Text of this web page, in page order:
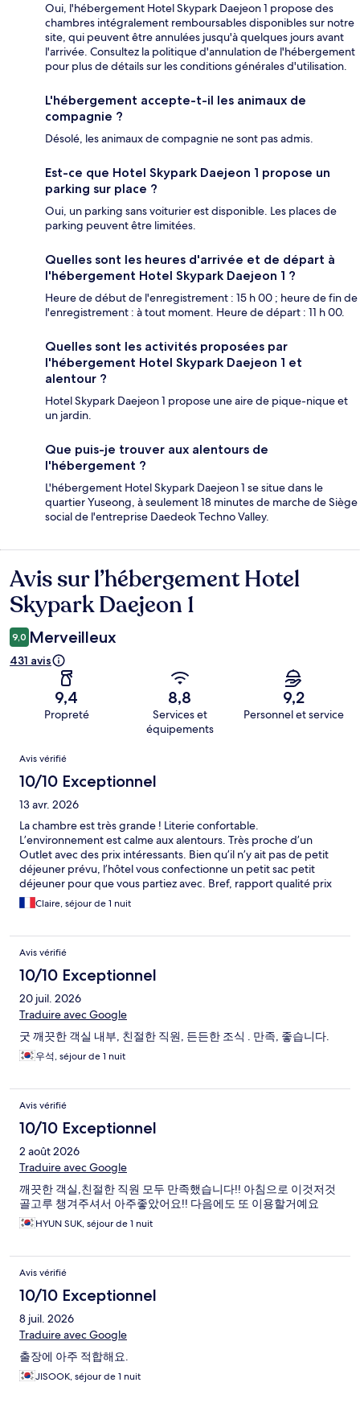
Oui, l'hébergement Hotel Skypark Daejeon 1 propose des
chambres intégralement remboursables disponibles sur notre
site, qui peuvent être annulées jusqu'à quelques jours avant
l'arrivée. Consultez la politique d'annulation de l'hébergement
pour plus de détails sur les conditions générales d'utilisation.
L'hébergement accepte-t-il les animaux de
compagnie ?
Désolé, les animaux de compagnie ne sont pas admis.
Est-ce que Hotel Skypark Daejeon 1 propose un
parking sur place ?
Oui, un parking sans voiturier est disponible. Les places de
parking peuvent être limitées.
Quelles sont les heures d'arrivée et de départ à
l'hébergement Hotel Skypark Daejeon 1 ?
Heure de début de l'enregistrement : 15 h 00 ; heure de fin de
l'enregistrement : à tout moment. Heure de départ : 11 h 00.
Quelles sont les activités proposées par
l'hébergement Hotel Skypark Daejeon 1 et
alentour ?
Hotel Skypark Daejeon 1 propose une aire de pique-nique et
un jardin.
Que puis-je trouver aux alentours de
l'hébergement ?
L'hébergement Hotel Skypark Daejeon 1 se situe dans le
quartier Yuseong, à seulement 18 minutes de marche de Siège
social de l'entreprise Daedeok Techno Valley.
Avis
Avis sur l’hébergement Hotel
Skypark Daejeon 1
9,0 Merveilleux
431 avis
9,4
Propreté
8,8
Services et
équipements
9,2
Personnel et service
Avis
Avis vérifié
10/10 Exceptionnel
13 avr. 2026
La chambre est très grande ! Literie confortable.
L’environnement est calme aux alentours. Très proche d’un
Outlet avec des prix intéressants. Bien qu’il n’y ait pas de petit
déjeuner prévu, l’hôtel vous confectionne un petit sac petit
déjeuner pour que vous partiez avec. Bref, rapport qualité prix
imbattable
Claire, séjour de 1 nuit
Avis vérifié
10/10 Exceptionnel
20 juil. 2026
Traduire avec Google
굿 깨끗한 객실 내부, 친절한 직원, 든든한 조식 . 만족, 좋습니다.
우석, séjour de 1 nuit
Avis vérifié
10/10 Exceptionnel
2 août 2026
Traduire avec Google
깨끗한 객실,친절한 직원 모두 만족했습니다!! 아침으로 이것저것
골고루 챙겨주셔서 아주좋았어요!! 다음에도 또 이용할거예요
HYUN SUK, séjour de 1 nuit
Avis vérifié
10/10 Exceptionnel
8 juil. 2026
Traduire avec Google
출장에 아주 적합해요.
JISOOK, séjour de 1 nuit